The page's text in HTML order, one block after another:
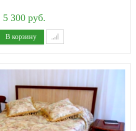
5 300 руб.
В корзину